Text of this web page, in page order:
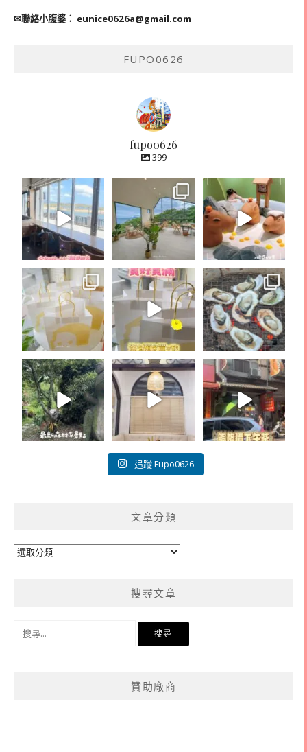
✉聯絡小腹婆： eunice0626a@gmail.com
FUPO0626
fupo0626
399
追蹤 Fupo0626
文章分類
文
搜尋文章
贊助廠商